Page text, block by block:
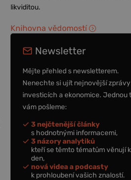
likviditou.
Knihovna vědomostí
Newsletter
Mějte přehled s newsletterem.
Nenechte si ujít nejnovější
investicích a ekonomice. Jednou
vám pošleme:
3 nejčtenější články
s hodnotnými informacemi,
3 názory analytiků
kteří se těmto tématům věnují
den,
nová videa a podcasty
k prohloubení vašich znalostí.